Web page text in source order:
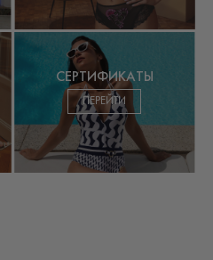
СЕРТИФИКАТЫ
ПЕРЕЙТИ